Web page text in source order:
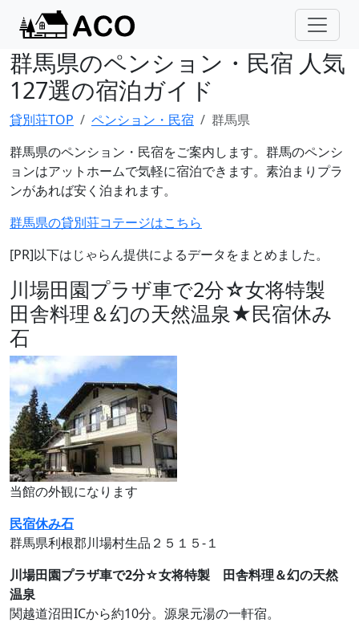
群馬県のペンション・民宿 人気
127選の宿泊ガイド
貸別荘TOP ペンション・民宿
群馬県
群馬県のペンション・民宿をご案内します。群馬のペンシ
ョンはアットホームで気軽に宿泊できます。素泊まりプラ
ンがあれば安く泊まれます。
群馬県の貸別荘コテージはこちら
[PR]以下はじゃらん提供によるデータをまとめました。
川場田園プラザ車で2分☆女将特製
田舎料理＆幻の天然温泉★民宿休み
石
当館の外観になります
民宿休み石
群馬県利根郡川場村生品２５１５‐１
川場田園プラザ車で2分☆女将特製 田舎料理＆幻の天然
温泉
関越道沼田ICから約10分。源泉元湯の一軒宿。